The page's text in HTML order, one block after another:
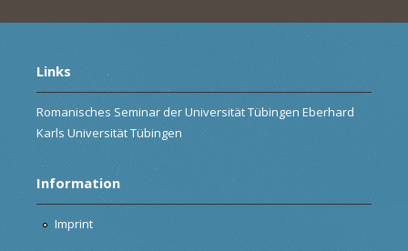
Links
Romanisches Seminar der Universität Tübingen Eberhard
Karls Universität Tübingen
Information
Imprint